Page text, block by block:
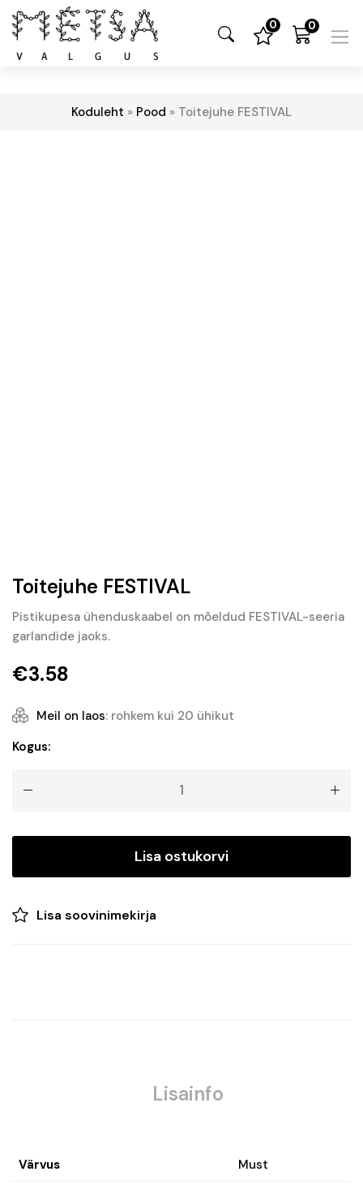
0 0
Koduleht » Pood » Toitejuhe FESTIVAL
Toitejuhe FESTIVAL
Pistikupesa ühenduskaabel on mõeldud FESTIVAL-seeria
garlandide jaoks.
€3.58
Meil on laos: rohkem kui 20 ühikut
Toitejuhe
Kogus:
Lisa ostukorvi
Lisa soovinimekirja
Lisainfo
Värvus Must